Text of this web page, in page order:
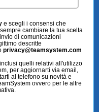
e scegli i consensi che
cambiare la tua scelta
di comunicazioni
descritte
privacy@teamsystem.com
quelli relativi all'utilizzo
per aggiornarti via email,
al telefono su novità e
ovvero per le altre